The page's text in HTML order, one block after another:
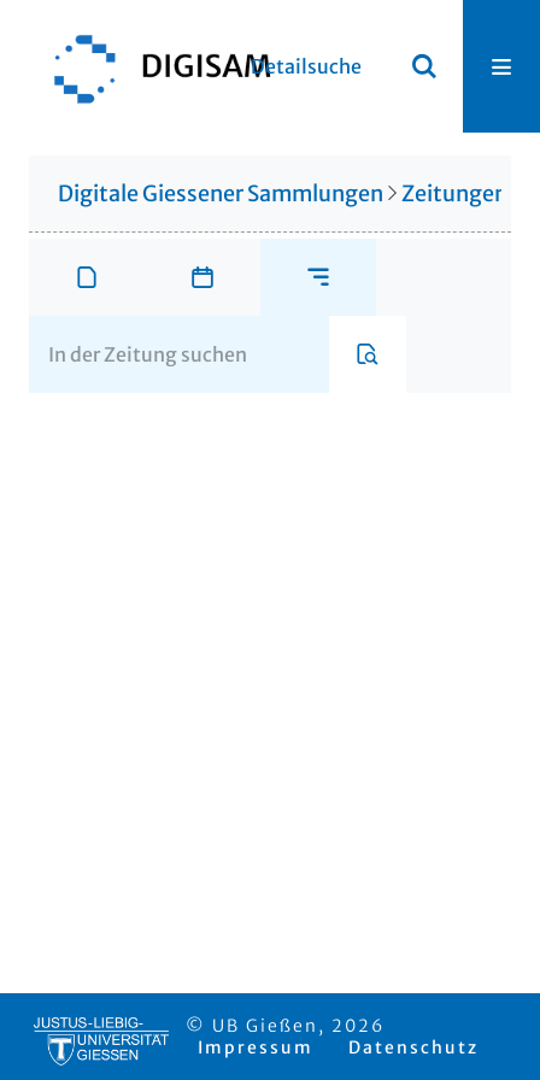
Detailsuche
Digitale Giessener Sammlungen Zeitungen
© UB Gießen, 2026
Impressum
Datenschutz